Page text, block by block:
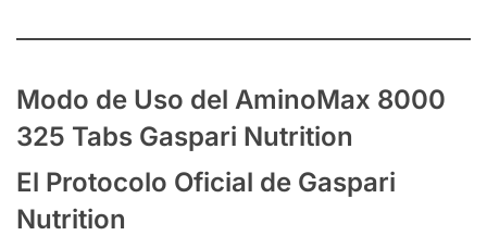
Modo de Uso del AminoMax 8000
325 Tabs Gaspari Nutrition
El Protocolo Oficial de Gaspari
Nutrition